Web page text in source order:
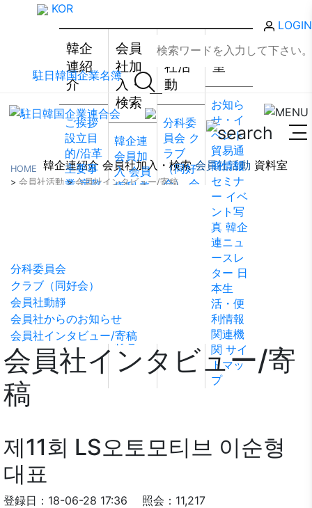
韓企
連紹
介
ご挨拶
設立目
的/沿革
主要事
業 定款
ェブア
クセシ
ビリテ
ィ方針
会員
社加
入・
検索
韓企連
会員加
入 会員
権利·義
問い合
わせ
会員
社活
動
分科委
員会 ク
ラブ
（同好
会）
会
資料
室
お知ら
せ・イ
ベント
貿易通
商情報
セミナ
ー イベ
ント写
真 韓企
連ニュ
ースレ
ター 日
本生
活・便
利情報
関連機
関 サイ
トマッ
プ
駐日韓国企業名簿
KOR
LOGIN
韓企連紹介 会員社加入・検索 会員社活動 資料室
HOME
> 会員社活動>会員社インタビュー/寄稿
分科委員会
クラブ（同好会）
会員社動靜
会員社からのお知らせ
会員社インタビュー/寄稿
会員社インタビュー/寄
稿
제11회 LS오토모티브 이순형
대표
登録日：18-06-28 17:36 照会：11,217